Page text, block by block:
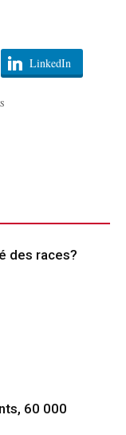
LinkedIn
des races?
60 000